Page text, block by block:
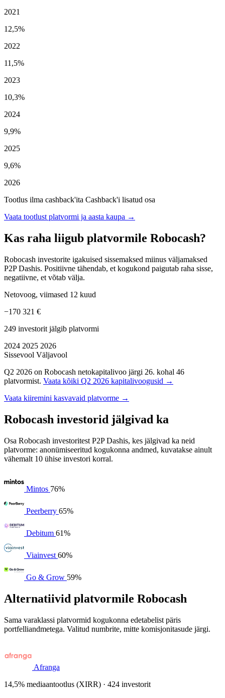
2021
12,5%
2022
11,5%
2023
10,3%
2024
9,9%
2025
9,6%
2026
Tootlus ilma cashback'ita Cashback'i lisatud osa
Vaata tootlust platvormi ja aasta kaupa →
Kas raha liigub platvormile Robocash?
Robocash investorite igakuised sissemaksed miinus väljamaksed
P2P Dashis. Positiivne tähendab, et kogukond paigutab raha sisse,
negatiivne, et võtab välja.
Netovoog, viimased 12 kuud
−170 321 €
249 investorit jälgib platvormi
2024 2025 2026
Sissevool Väljavool
Q2 2026 on Robocash netokapitalivoo järgi 26. kohal 46
platvormist. Vaata kõiki Q2 2026 kapitalivoogusid →
Vaata kiiremini kasvavaid platvorme →
Robocash investorid jälgivad ka
Osa Robocash investoritest P2P Dashis, kes jälgivad ka neid
platvorme: anonümiseeritud kogukonna andmed, kuvatakse ainult
vähemalt 10 ühise investori korral.
Mintos 76%
Peerberry 65%
Debitum 61%
Viainvest 60%
Go & Grow 59%
Alternatiivid platvormile Robocash
Sama varaklassi platvormid kogukonna edetabelist päris
portfelliandmetega. Valitud numbrite, mitte komisjonitasude järgi.
Afranga
14,5% mediaantootlus (XIRR) · 424 investorit